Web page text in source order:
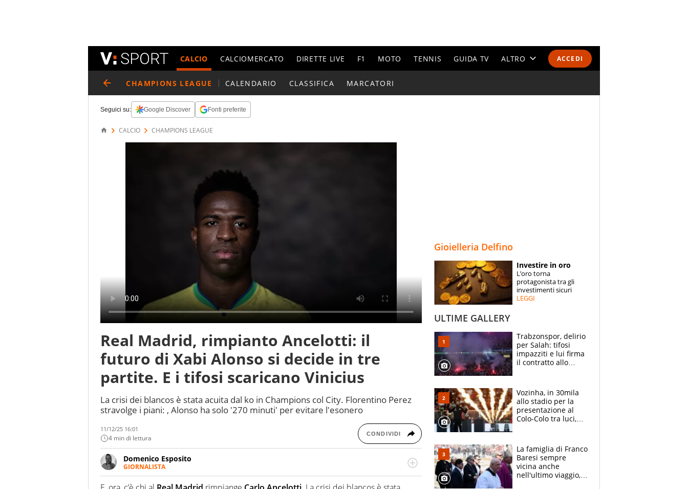
ACCEDI
CALCIO CALCIOMERCATO DIRETTE LIVE F1 MOTO TENNIS GUIDA TV ALTRO
ESPERTI
CONTATTI
CHAMPIONS LEAGUE CALENDARIO CLASSIFICA MARCATORI
Seguici su: Google Discover Fonti preferite
CALCIO CHAMPIONS LEAGUE
Real Madrid, rimpianto Ancelotti: il
futuro di Xabi Alonso si decide in tre
partite. E i tifosi scaricano Vinicius
La crisi dei blancos è stata acuita dal ko in Champions col City. Florentino Perez
stravolge i piani: , Alonso ha solo '270 minuti' per evitare l'esonero
11/12/25 16:01
4 min di lettura CONDIVIDI
Domenico Esposito
GIORNALISTA
Da vent’anni in campo e sul campo per vivere ogni evento in tutte le sue sfaccettature.
Passione smisurata per il calcio e per la sfera di cuoio. Il pallone è una cosa serissima,
Gioielleria Delfino
Investire in oro
L’oro torna
protagonista tra gli
investimenti sicuri
LEGGI
ULTIME GALLERY
Trabzonspor, delirio
per Salah: tifosi
impazziti e lui firma
il contratto allo
Vozinha, in 30mila
allo stadio per la
presentazione al
Colo-Colo tra luci,
La famiglia di Franco
Baresi sempre
vicina anche
nell'ultimo viaggio,